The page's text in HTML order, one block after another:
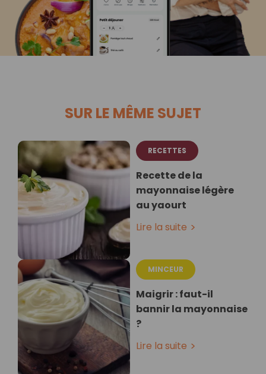
SUR LE MÊME SUJET
RECETTES
Recette de la
mayonnaise légère
au yaourt
Lire la suite
MINCEUR
Maigrir : faut-il
bannir la mayonnaise
?
Lire la suite